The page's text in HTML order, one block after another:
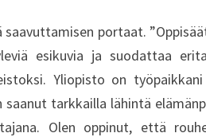
1
portaat.
esikuvia ja suodattaa
Yliopisto on
tarkkailla lähintä
Olen oppinut, että